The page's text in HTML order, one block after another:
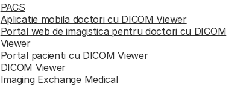
PACS
Aplicatie mobila doctori cu DICOM Viewer
Portal web de imagistica pentru doctori cu DICOM
Viewer
Portal pacienti cu DICOM Viewer
DICOM Viewer
Imaging Exchange Medical